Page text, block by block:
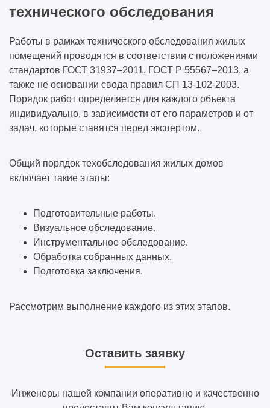
технического обследования
Работы в рамках технического обследования жилых
помещений проводятся в соответствии с положениями
стандартов ГОСТ 31937–2011, ГОСТ Р 55567–2013, а
также не основании свода правил СП 13-102-2003.
Порядок работ определяется для каждого объекта
индивидуально, в зависимости от его параметров и от
задач, которые ставятся перед экспертом.
Общий порядок техобследования жилых домов
включает такие этапы:
Подготовительные работы.
Визуальное обследование.
Инструментальное обследование.
Обработка собранных данных.
Подготовка заключения.
Рассмотрим выполнение каждого из этих этапов.
Оставить заявку
Инженеры нашей компании оперативно и качественно